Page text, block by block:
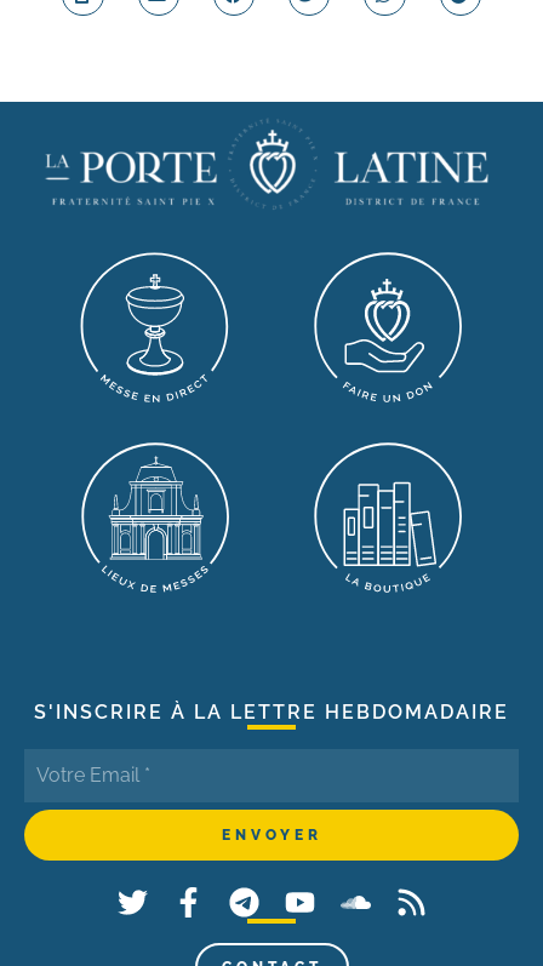
S'INSCRIRE À LA LETTRE HEBDOMADAIRE